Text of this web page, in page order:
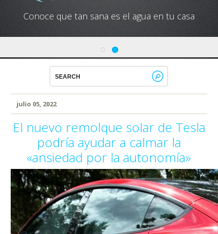
Conoce que tan sana es el agua en tu casa
Conoce cual es el mejor calentador solar de
julio 05, 2022
El nuevo remolque solar de Tesla
podría ayudar a calmar la
«ansiedad por la autonomía»